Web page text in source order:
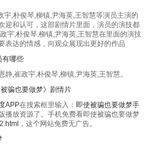
宇,朴俊琴,柳镇,尹海英,王智慧等演员主演的
迎和认可，这部剧情片里面，演员的演技都
宇,朴俊琴,柳镇,尹海英,王智慧在里面的演技
表达的情感，向观众展现出更好的作品
有哪些
静,崔政宇,朴俊琴,柳镇,尹海英,王智慧。
骗也要做梦》剧情片
APP在搜索框里输入： 即使被骗也要做梦手
播放资源了。手机免费看即使被骗也要做梦
，这个网站免费无广告。